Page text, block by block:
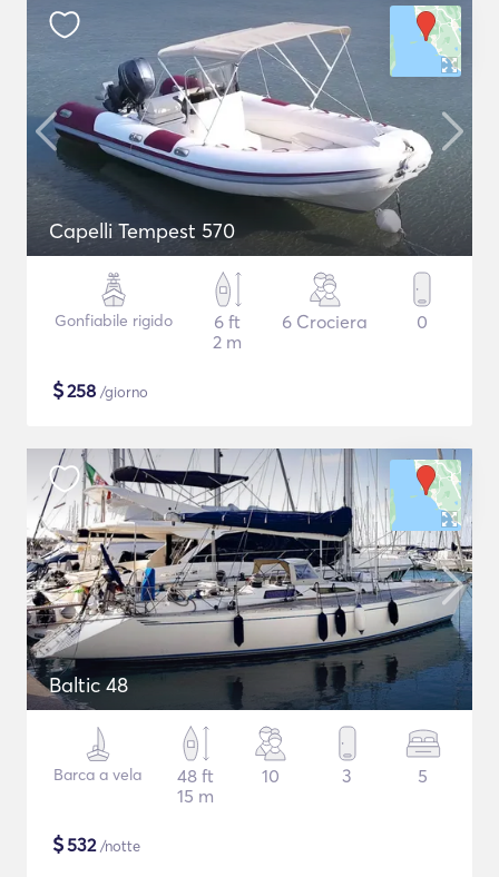
Capelli Tempest 570
Gonfiabile rigido
6 ft
2 m
6 Crociera 0
$258 /giorno
Baltic 48
Barca a vela
48 ft
15 m
10 3 5
$532/notte